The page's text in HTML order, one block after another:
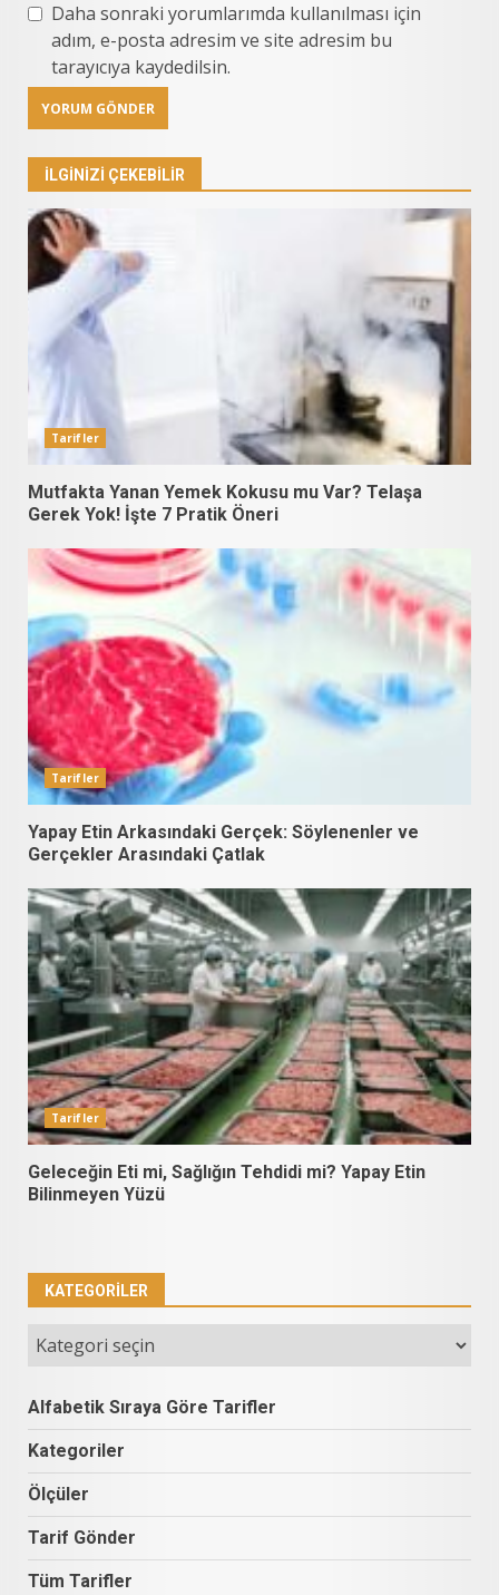
Daha sonraki yorumlarımda kullanılması için
adım, e-posta adresim ve site adresim bu
tarayıcıya kaydedilsin.
İLGINIZI ÇEKEBILIR
Tarifler
Mutfakta Yanan Yemek Kokusu mu Var? Telaşa
Gerek Yok! İşte 7 Pratik Öneri
Tarifler
Yapay Etin Arkasındaki Gerçek: Söylenenler ve
Gerçekler Arasındaki Çatlak
Tarifler
Geleceğin Eti mi, Sağlığın Tehdidi mi? Yapay Etin
Bilinmeyen Yüzü
KATEGORILER
Kategoriler
Alfabetik Sıraya Göre Tarifler
Kategoriler
Ölçüler
Tarif Gönder
Tüm Tarifler